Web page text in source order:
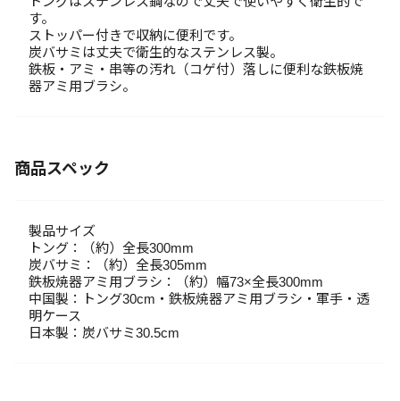
す。
ストッパー付きで収納に便利です。
炭バサミは丈夫で衛生的なステンレス製。
鉄板・アミ・串等の汚れ（コゲ付）落しに便利な鉄板焼
器アミ用ブラシ。
商品スペック
製品サイズ
トング：（約）全長300mm
炭バサミ：（約）全長305mm
鉄板焼器アミ用ブラシ：（約）幅73×全長300mm
中国製：トング30cm・鉄板焼器アミ用ブラシ・軍手・透
明ケース
日本製：炭バサミ30.5cm